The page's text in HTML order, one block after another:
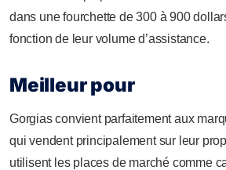
dans une fourchette de 300 à 900
fonction de leur volume d’assistance.
Meilleur pour
Gorgias convient parfaitement aux
qui vendent principalement sur leur
utilisent les places de marché comme